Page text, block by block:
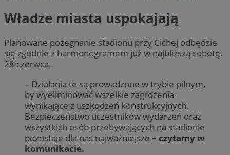
Władze miasta uspokajają
Planowane pożegnanie stadionu przy Cichej odbędzie
się zgodnie z harmonogramem już w najbliższą sobotę,
28 czerwca.
– Działania te są prowadzone w trybie pilnym,
by wyeliminować wszelkie zagrożenia
wynikające z uszkodzeń konstrukcyjnych.
Bezpieczeństwo uczestników wydarzeń oraz
wszystkich osób przebywających na stadionie
pozostaje dla nas najważniejsze – czytamy w
komunikacie.